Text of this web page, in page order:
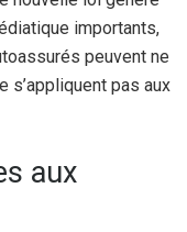
importants,
peuvent ne
s’appliquent pas aux
aux